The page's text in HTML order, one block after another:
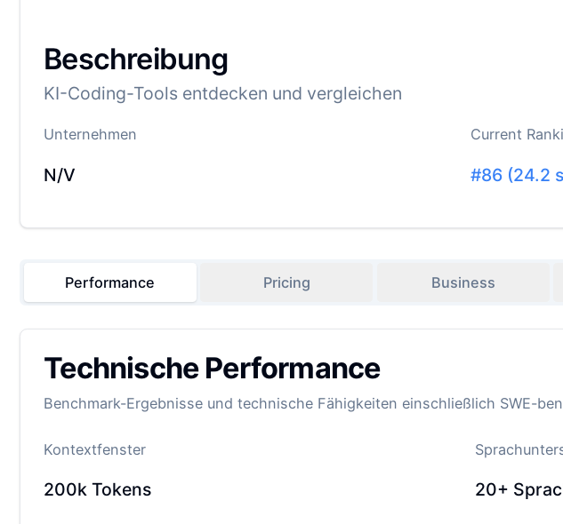
Beschreibung
KI-Coding-Tools entdecken und vergleichen
Unternehmen
N/V
Current
#86 (24.2
Performance Pricing Business
Technische Performance
Benchmark-Ergebnisse und technische Fähigkeiten einschließlich SWE-
Kontextfenster
200kTokens 20+